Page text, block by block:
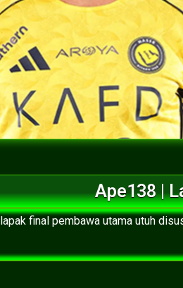
Ape138 |
lapak final pembawa utama utuh